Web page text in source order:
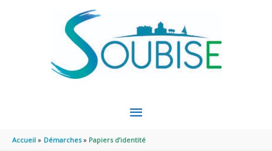
MENU
PRINCIPAL
Accueil Démarches Papiers d’identité